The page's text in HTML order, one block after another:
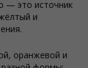
— это источник
и
оранжевой и